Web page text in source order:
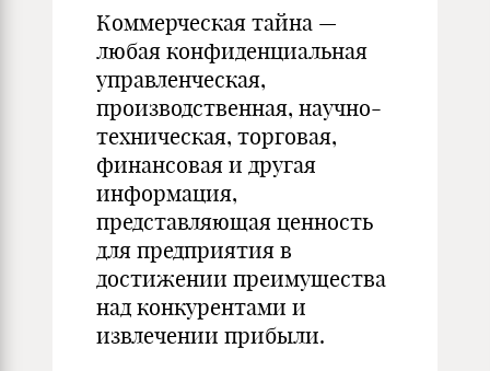
Коммерческая тайна —
любая конфиденциальная
управленческая,
производственная, научно-
техническая, торговая,
финансовая и другая
информация,
представляющая ценность
для предприятия в
достижении преимущества
над конкурентами и
извлечении прибыли.